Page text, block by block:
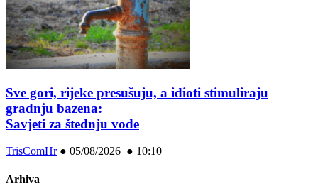
Sve gori, rijeke presušuju, a idioti stimuliraju
gradnju bazena:
Savjeti za štednju vode
TrisComHr● 05/08/2026 ● 10:10
Arhiva